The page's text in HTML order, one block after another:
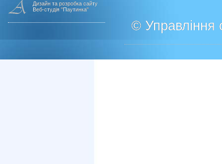
Дизайн та розробка сайту
Веб-студія "Паутинка"
© Управління